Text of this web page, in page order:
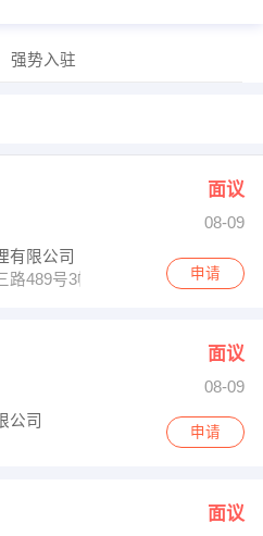
强势入驻
销总监 ] 招聘信息
纪人 ] 招聘信息
强势入驻
面议
08-09
有限公司
路489号3幢6层1、2、3、4、5号
申请
面议
08-09
公司
申请
面议